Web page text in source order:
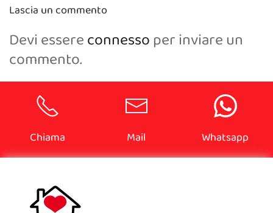
Lascia un commento
Devi essereconnessoper inviare un
commento.
Chiama Mail Whatsapp